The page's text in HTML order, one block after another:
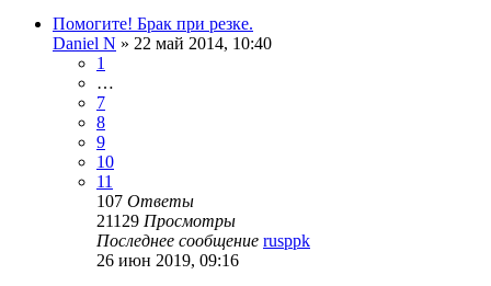
Помогите! Брак при резке.
Daniel N » 22 май 2014, 10:40
1
…
7
8
9
10
11
107 Ответы
21129 Просмотры
Последнее сообщение rusppk
26 июн 2019, 09:16